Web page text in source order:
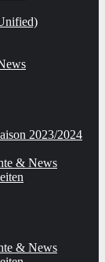
2023/2024
& News
& News